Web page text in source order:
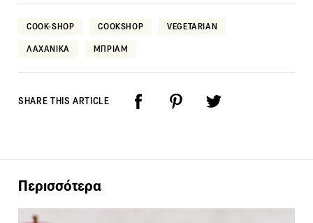
COOK-SHOP COOKSHOP VEGETARIAN
ΛΑΧΑΝΙΚΑ ΜΠΡΙΑΜ
SHARE THIS ARTICLE
Περισσότερα